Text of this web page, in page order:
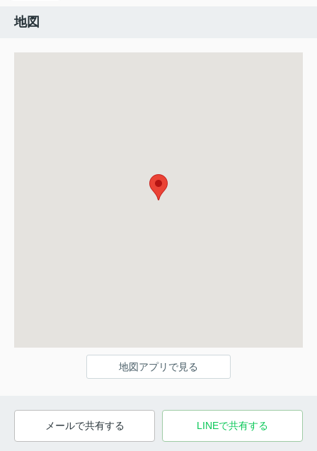
地図
地図アプリで見る
メールで共有する LINEで共有する